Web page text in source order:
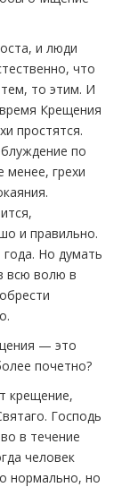
и люди
что
то этим. И
Крещения
простятся.
по
менее, грехи
и правильно.
Но думать
всю волю в
— это
почетно?
крещение,
Господь
в течение
человек
нормально, но